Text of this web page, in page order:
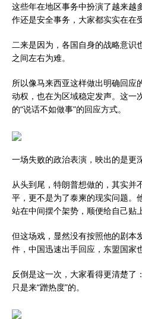
这些年在地区事务中扮演了越来越
作还是安全事务，大家都实实在在
二来是因为，各国自身的战略意识
之间左右为难。
所以像马来西亚这样做出明确回应
动权，也在为区域稳定发声。这一
的“说话不如做事”的回应方式。
一场失败的政治表演，映出的是更
从头到尾，特朗普想做的，其实并
平，更不是为了泰柬的现实问题。
站在中间摆个架势，顺便给自己贴
但这场戏，显然没有按照他的剧本
件，中国迅速出手回应，东盟国家
反倒是这一次，大家看得更清楚了
只是来“蹭热度”的。